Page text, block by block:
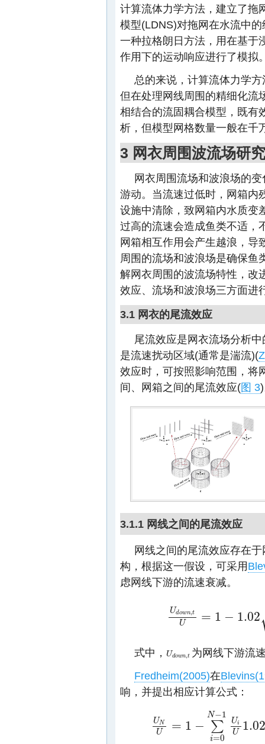
计算流体力学方法，建立了拖
模型(LDNS)对拖网在水流中
一种拉格朗日方法，用在基于
作用下的运动响应进行了模拟
总的来说，计算流体力学
但在处理网线周围的精细化流
相结合的流固耦合模型，既有
析，但模型网格数量一般在千
3 网衣周围波流场研究
网衣周围流场和波浪场的
游动。当流速过低时，网箱内
设施中清除，致网箱内水质变
过高的流速会造成鱼类不适，
网箱相互作用会产生越浪，导
周围的流场和波浪场是确保鱼
解网衣周围的波流场特性，改
效应、流场和波浪场三方面进
3.1 网衣的尾流效应
尾流效应是网衣流场分析
是流速扰动区域(通常是湍流)(
效应时，可按照影响范围，将
间、网箱之间的尾流效应(图 3
3.1.1 网线之间的尾流效应
网线之间的尾流效应存在
构，根据这一假设，可采用
虑网线下游的流速衰减。
Udown,t
U = 1 − 1.02
Udown,tU =1− 1.02CD 6+xdwe x
式中， Udown,t
Udown, t为网线下游流
Fredheim(2005)在
响，并提出相应计算公式：
UN
U = 1 − ∑
i=0
N−1
Ui
U
UNU 1−∑ i=0 N− iU 1.02exp(−(yN